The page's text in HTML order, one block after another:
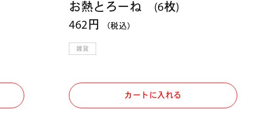
お熱とろーね (6枚)
462円
（税込）
雑貨
カートに入れる